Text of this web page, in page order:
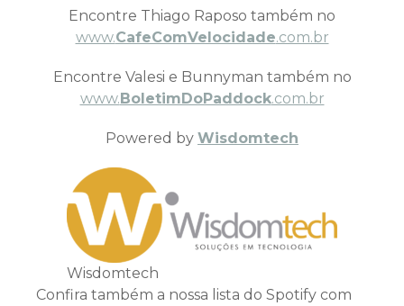
Encontre Thiago Raposo também no
www.CafeComVelocidade.com.br
Encontre Valesi e Bunnyman também no
www.BoletimDoPaddock.com.br
Powered by Wisdomtech
Wisdomtech
Confira também a nossa lista do Spotify com